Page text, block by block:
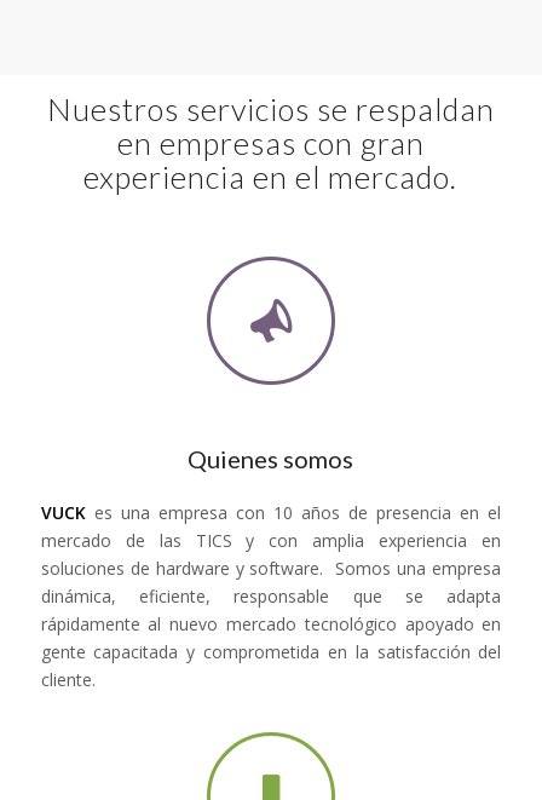
Nuestros servicios se respaldan
en empresas con gran
experiencia en el mercado.
Quienes somos
VUCKes una empresa con 10 años de presencia en el
mercado de las TICS y con amplia experiencia en
soluciones de hardware y software. Somos una empresa
dinámica, eficiente, responsable que se adapta
rápidamente al nuevo mercado tecnológico apoyado en
gente capacitada y comprometida en la satisfacción del
cliente.